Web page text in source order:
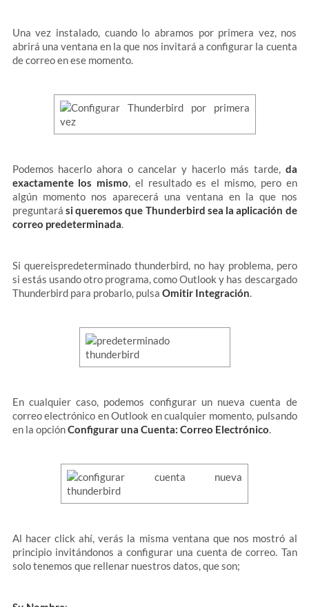
Una vez instalado, cuando lo abramos por primera vez, nos
abrirá una ventana en la que nos invitará a configurar la cuenta
de correo en ese momento.
Podemos hacerlo ahora o cancelar y hacerlo más tarde, da
exactamente los mismo, el resultado es el mismo, pero en
algún momento nos aparecerá una ventana en la que nos
preguntará si queremos que Thunderbird sea la aplicación de
correo predeterminada.
Si quereispredeterminado thunderbird, no hay problema, pero
si estás usando otro programa, como Outlook y has descargado
Thunderbird para probarlo, pulsa Omitir Integración.
En cualquier caso, podemos configurar un nueva cuenta de
correo electrónico en Outlook en cualquier momento, pulsando
en la opciónConfigurar una Cuenta: Correo Electrónico.
Al hacer click ahí, verás la misma ventana que nos mostró al
principio invitándonos a configurar una cuenta de correo. Tan
solo tenemos que rellenar nuestros datos, que son;